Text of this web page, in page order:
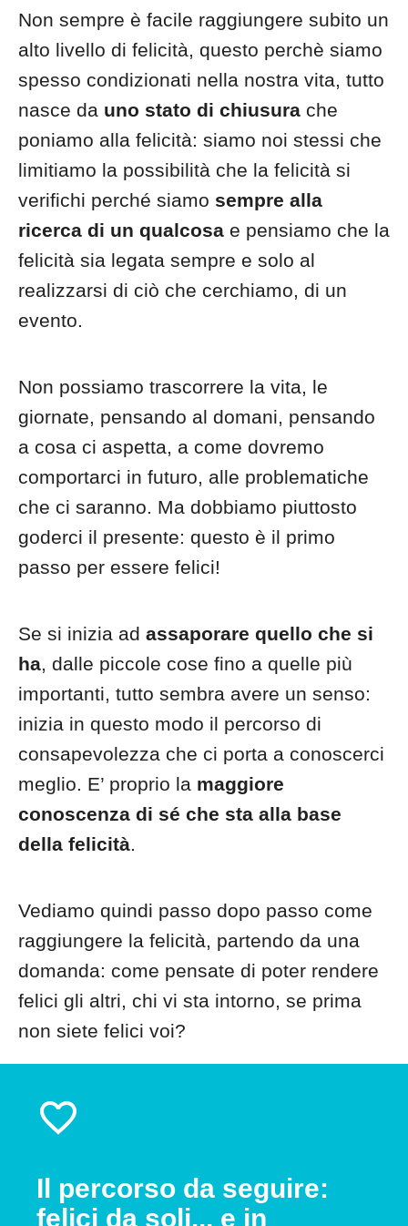
Non sempre è facile raggiungere subito un
alto livello di felicità, questo perchè siamo
spesso condizionati nella nostra vita, tutto
nasce da uno stato di chiusura che
poniamo alla felicità: siamo noi stessi che
limitiamo la possibilità che la felicità si
verifichi perché siamo sempre alla
ricerca di un qualcosa e pensiamo che la
felicità sia legata sempre e solo al
realizzarsi di ciò che cerchiamo, di un
evento.
Non possiamo trascorrere la vita, le
giornate, pensando al domani, pensando
a cosa ci aspetta, a come dovremo
comportarci in futuro, alle problematiche
che ci saranno. Ma dobbiamo piuttosto
goderci il presente: questo è il primo
passo per essere felici!
Se si inizia ad assaporare quello che si
ha, dalle piccole cose fino a quelle più
importanti, tutto sembra avere un senso:
inizia in questo modo il percorso di
consapevolezza che ci porta a conoscerci
meglio. E’ proprio la maggiore
conoscenza di sé che sta alla base
della felicità.
Vediamo quindi passo dopo passo come
raggiungere la felicità, partendo da una
domanda: come pensate di poter rendere
felici gli altri, chi vi sta intorno, se prima
non siete felici voi?
Il percorso da seguire:
felici da soli... e in